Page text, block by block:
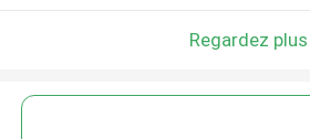
Regardez plus